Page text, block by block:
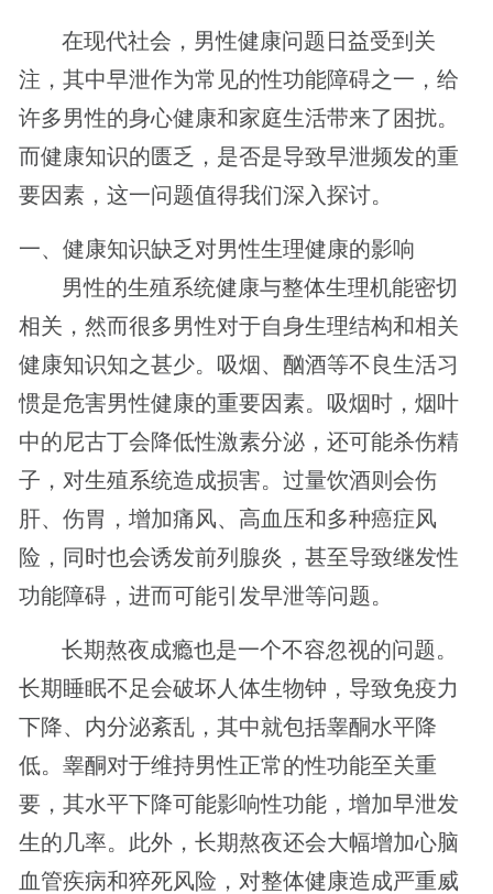
在现代社会，男性健康问题日益受到关
注，其中早泄作为常见的性功能障碍之一，给
许多男性的身心健康和家庭生活带来了困扰。
而健康知识的匮乏，是否是导致早泄频发的重
要因素，这一问题值得我们深入探讨。
一、健康知识缺乏对男性生理健康的影响
男性的生殖系统健康与整体生理机能密切
相关，然而很多男性对于自身生理结构和相关
健康知识知之甚少。吸烟、酗酒等不良生活习
惯是危害男性健康的重要因素。吸烟时，烟叶
中的尼古丁会降低性激素分泌，还可能杀伤精
子，对生殖系统造成损害。过量饮酒则会伤
肝、伤胃，增加痛风、高血压和多种癌症风
险，同时也会诱发前列腺炎，甚至导致继发性
功能障碍，进而可能引发早泄等问题。
长期熬夜成瘾也是一个不容忽视的问题。
长期睡眠不足会破坏人体生物钟，导致免疫力
下降、内分泌紊乱，其中就包括睾酮水平降
低。睾酮对于维持男性正常的性功能至关重
要，其水平下降可能影响性功能，增加早泄发
生的几率。此外，长期熬夜还会大幅增加心脑
血管疾病和猝死风险，对整体健康造成严重威